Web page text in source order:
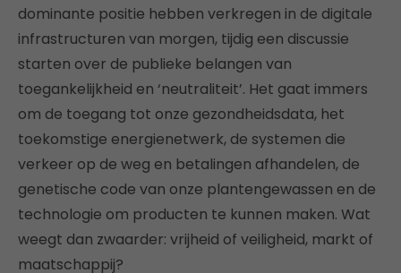
dominante positie hebben verkregen in de digitale
infrastructuren van morgen, tijdig een discussie
starten over de publieke belangen van
toegankelijkheid en ‘neutraliteit’. Het gaat immers
om de toegang tot onze gezondheidsdata, het
toekomstige energienetwerk, de systemen die
verkeer op de weg en betalingen afhandelen, de
genetische code van onze plantengewassen en de
technologie om producten te kunnen maken. Wat
weegt dan zwaarder: vrijheid of veiligheid, markt of
maatschappij?